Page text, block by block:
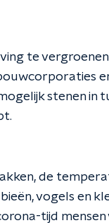
te
stenen in
de
vogels en
tijd